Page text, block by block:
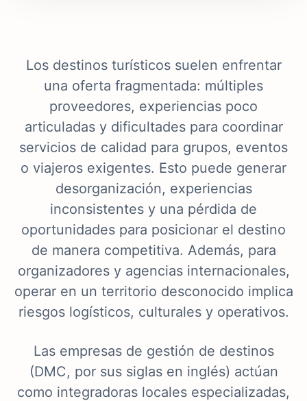
Los destinos turísticos suelen enfrentar
una oferta fragmentada: múltiples
proveedores, experiencias poco
articuladas y dificultades para coordinar
servicios de calidad para grupos, eventos
o viajeros exigentes. Esto puede generar
desorganización, experiencias
inconsistentes y una pérdida de
oportunidades para posicionar el destino
de manera competitiva. Además, para
organizadores y agencias internacionales,
operar en un territorio desconocido implica
riesgos logísticos, culturales y operativos.
Las empresas de gestión de destinos
(DMC, por sus siglas en inglés) actúan
como integradoras locales especializadas,